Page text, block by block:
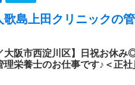
歌島上田クリニックの
大阪市西淀川区】日祝お休
理栄養士のお仕事です♪＜正社